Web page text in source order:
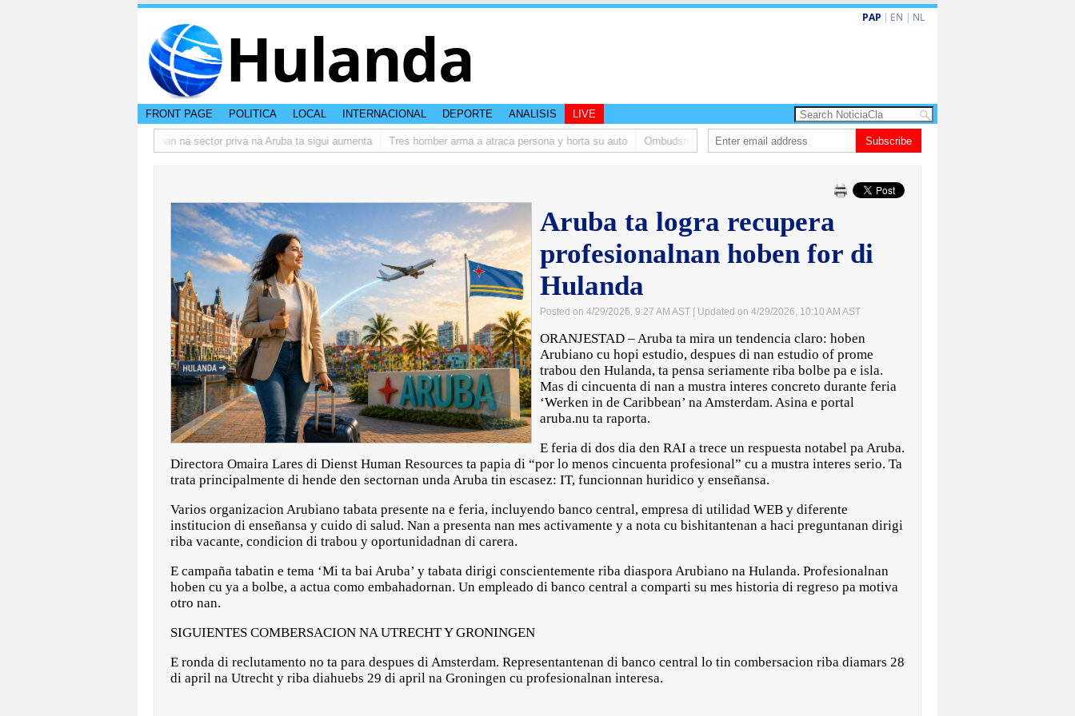
Hulanda PAP | EN | NL
FRONT PAGE POLITICA LOCAL INTERNACIONAL DEPORTE ANALISIS LIVE
Prestamonan na sector priva na Aruba ta sigui aumenta Tres homber arma a atraca persona y horta su auto Ombudsman ta bishita barionan pa atende kehonan di ciudadano
Subscribe
Aruba ta logra recupera
profesionalnan hoben for di
Hulanda
Posted on 4/29/2026, 9:27 AM AST | Updated on 4/29/2026, 10:10 AM AST
ORANJESTAD – Aruba ta mira un tendencia claro: hoben
Arubiano cu hopi estudio, despues di nan estudio of prome
trabou den Hulanda, ta pensa seriamente riba bolbe pa e isla.
Mas di cincuenta di nan a mustra interes concreto durante feria
‘Werken in de Caribbean’ na Amsterdam. Asina e portal
aruba.nu ta raporta.
E feria di dos dia den RAI a trece un respuesta notabel pa Aruba.
Directora Omaira Lares di Dienst Human Resources ta papia di “por lo menos cincuenta profesional” cu a mustra interes serio. Ta
trata principalmente di hende den sectornan unda Aruba tin escasez: IT, funcionnan huridico y enseñansa.
Varios organizacion Arubiano tabata presente na e feria, incluyendo banco central, empresa di utilidad WEB y diferente
institucion di enseñansa y cuido di salud. Nan a presenta nan mes activamente y a nota cu bishitantenan a haci preguntanan dirigi
riba vacante, condicion di trabou y oportunidadnan di carera.
E campaña tabatin e tema ‘Mi ta bai Aruba’ y tabata dirigi conscientemente riba diaspora Arubiano na Hulanda. Profesionalnan
hoben cu ya a bolbe, a actua como embahadornan. Un empleado di banco central a comparti su mes historia di regreso pa motiva
otro nan.
SIGUIENTES COMBERSACION NA UTRECHT Y GRONINGEN
E ronda di reclutamento no ta para despues di Amsterdam. Representantenan di banco central lo tin combersacion riba diamars 28
di april na Utrecht y riba diahuebs 29 di april na Groningen cu profesionalnan interesa.